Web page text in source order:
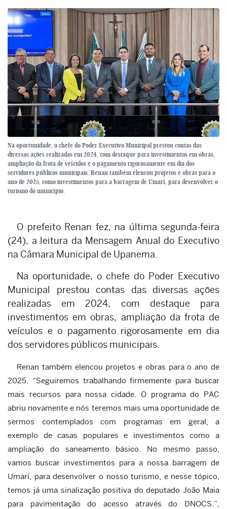
Na oportunidade, o chefe do Poder Executivo Municipal prestou contas das
diversas ações realizadas em 2024, com destaque para investimentos em obras,
ampliação da frota de veículos e o pagamento rigorosamente em dia dos
servidores públicos municipais. Renan também elencou projetos e obras para o
ano de 2025, como investimentos para a barragem de Umarí, para desenvolver o
turismo do município.
O prefeito Renan fez, na última segunda-feira
(24), a leitura da Mensagem Anual do Executivo
na Câmara Municipal de Upanema.
Na oportunidade, o chefe do Poder Executivo
Municipal prestou contas das diversas ações
realizadas em 2024, com destaque para
investimentos em obras, ampliação da frota de
veículos e o pagamento rigorosamente em dia
dos servidores públicos municipais.
Renan também elencou projetos e obras para o ano de
2025. “Seguiremos trabalhando firmemente para buscar
mais recursos para nossa cidade. O programa do PAC
abriu novamente e nós teremos mais uma oportunidade de
sermos contemplados com programas em geral, a
exemplo de casas populares e investimentos como a
ampliação do saneamento básico. No mesmo passo,
vamos buscar investimentos para a nossa barragem de
Umarí, para desenvolver o nosso turismo, e nesse tópico,
temos já uma sinalização positiva do deputado João Maia
para pavimentação do acesso através do DNOCS.”,